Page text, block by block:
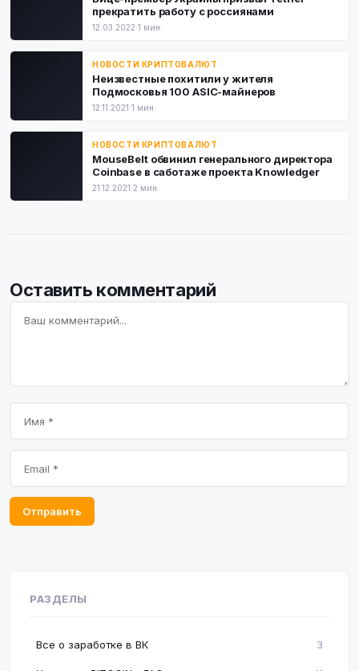
прекратить работу с россиянами
12.03.2022·1 мин.
НОВОСТИ КРИПТОВАЛЮТ
Неизвестные похитили у жителя
Подмосковья 100 ASIC-майнеров
12.11.2021·1 мин.
НОВОСТИ КРИПТОВАЛЮТ
MouseBelt обвинил генерального директора
Coinbase в саботаже проекта Knowledger
21.12.2021·2 мин.
Оставить комментарий
Отправить
РАЗДЕЛЫ
Все о заработке в ВК 3